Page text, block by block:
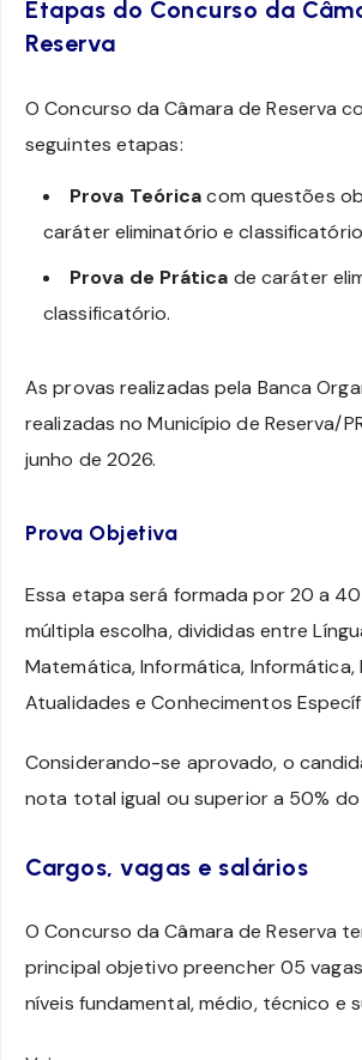
Etapas do Concurso da
Reserva
O Concurso da Câmara de Reserva
seguintes etapas:
Prova Teóricacom questões
caráter eliminatório e
Prova de Prática de caráter
classificatório.
As provas realizadas pela Banca
realizadas no Município de Reserva/
junho de 2026.
Prova Objetiva
Essa etapa será formada por 20 a
múltipla escolha, divididas entre
Matemática, Informática, Informática,
Atualidades e Conhecimentos
Considerando-se aprovado, o
nota total igual ou superior a 50%
Cargos, vagas e salários
O Concurso da Câmara de Reserva
principal objetivo preencher 05
níveis fundamental, médio, técnico e